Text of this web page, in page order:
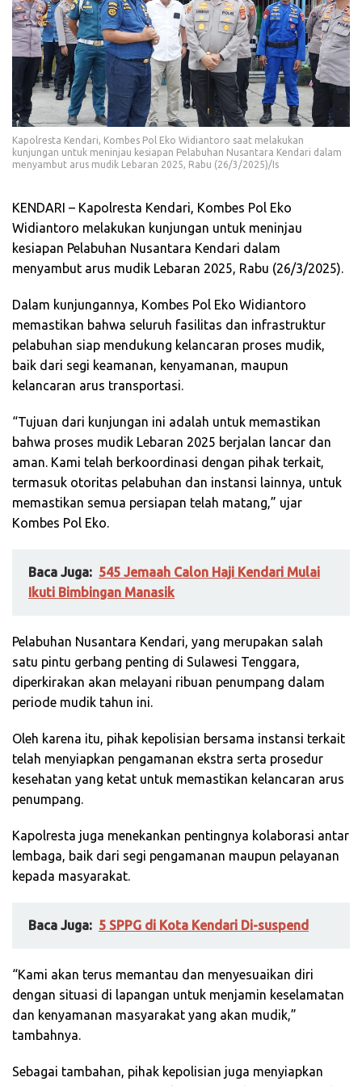
Kapolresta Kendari, Kombes Pol Eko Widiantoro saat melakukan
kunjungan untuk meninjau kesiapan Pelabuhan Nusantara Kendari dalam
menyambut arus mudik Lebaran 2025, Rabu (26/3/2025)/Is
KENDARI – Kapolresta Kendari, Kombes Pol Eko
Widiantoro melakukan kunjungan untuk meninjau
kesiapan Pelabuhan Nusantara Kendari dalam
menyambut arus mudik Lebaran 2025, Rabu (26/3/2025).
Dalam kunjungannya, Kombes Pol Eko Widiantoro
memastikan bahwa seluruh fasilitas dan infrastruktur
pelabuhan siap mendukung kelancaran proses mudik,
baik dari segi keamanan, kenyamanan, maupun
kelancaran arus transportasi.
“Tujuan dari kunjungan ini adalah untuk memastikan
bahwa proses mudik Lebaran 2025 berjalan lancar dan
aman. Kami telah berkoordinasi dengan pihak terkait,
termasuk otoritas pelabuhan dan instansi lainnya, untuk
memastikan semua persiapan telah matang,” ujar
Kombes Pol Eko.
Baca Juga: 545 Jemaah Calon Haji Kendari Mulai
Ikuti Bimbingan Manasik
Pelabuhan Nusantara Kendari, yang merupakan salah
satu pintu gerbang penting di Sulawesi Tenggara,
diperkirakan akan melayani ribuan penumpang dalam
periode mudik tahun ini.
Oleh karena itu, pihak kepolisian bersama instansi terkait
telah menyiapkan pengamanan ekstra serta prosedur
kesehatan yang ketat untuk memastikan kelancaran arus
penumpang.
Kapolresta juga menekankan pentingnya kolaborasi antar
lembaga, baik dari segi pengamanan maupun pelayanan
kepada masyarakat.
Baca Juga: 5 SPPG di Kota Kendari Di-suspend
“Kami akan terus memantau dan menyesuaikan diri
dengan situasi di lapangan untuk menjamin keselamatan
dan kenyamanan masyarakat yang akan mudik,”
tambahnya.
Sebagai tambahan, pihak kepolisian juga menyiapkan